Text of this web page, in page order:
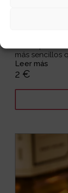
más sencillos
Leer más
2 €